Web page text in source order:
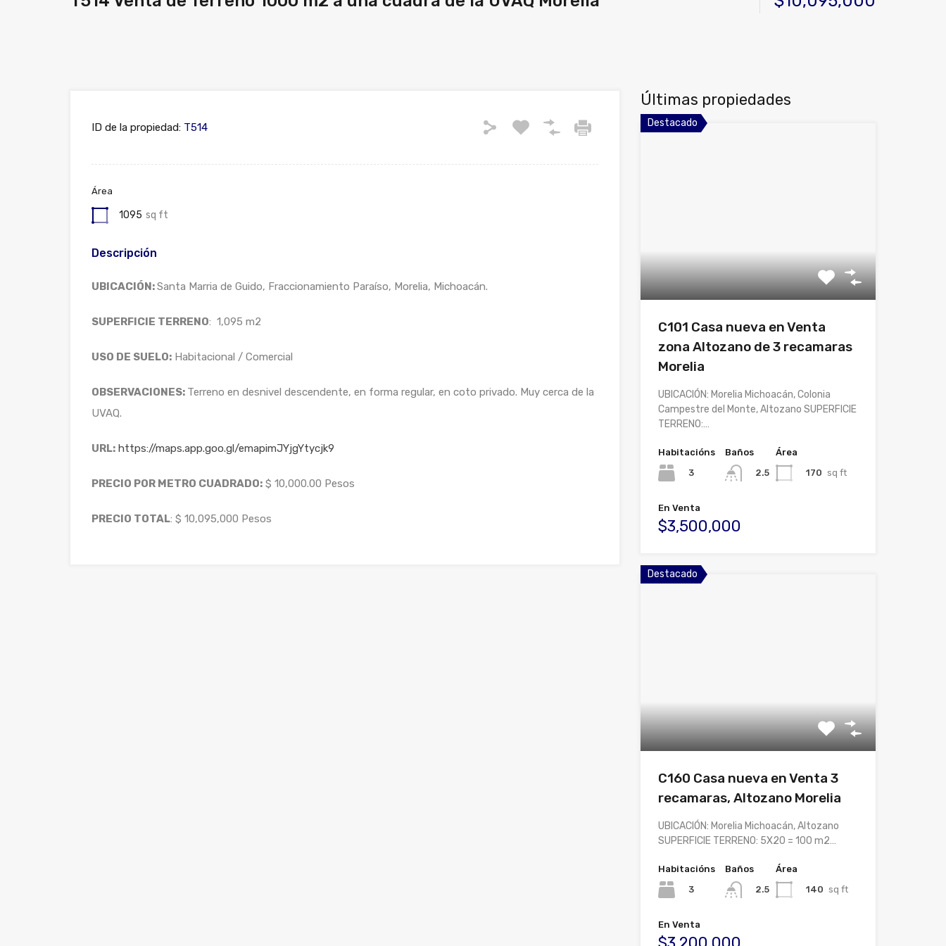
ID de la propiedad: T514
Área
1095 sq ft
Descripción
UBICACIÓN:Santa Marria de Guido, Fraccionamiento Paraíso, Morelia, Michoacán.
SUPERFICIE TERRENO: 1,095 m2
USO DE SUELO: Habitacional / Comercial
OBSERVACIONES: Terreno en desnivel descendente, en forma regular, en coto privado. Muy cerca de la
UVAQ.
URL: https://maps.app.goo.gl/emapimJYjgYtycjk9
PRECIO POR METRO CUADRADO: $ 10,000.00 Pesos
PRECIO TOTAL: $ 10,095,000 Pesos
Últimas propiedades
Destacado
C101 Casa nueva en Venta
zona Altozano de 3 recamaras
Morelia
UBICACIÓN: Morelia Michoacán, Colonia
Campestre del Monte, Altozano SUPERFICIE
TERRENO:…
Habitacións
3
Baños
2.5
Área
170 sq ft
En Venta
$3,500,000
Destacado
C160 Casa nueva en Venta 3
recamaras, Altozano Morelia
UBICACIÓN: Morelia Michoacán, Altozano
SUPERFICIE TERRENO: 5X20 = 100 m2…
Habitacións
3
Baños
2.5
Área
140 sq ft
En Venta